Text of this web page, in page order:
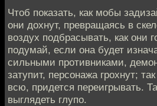
Чтоб показать, как мобы
они дохнут, превращаясь в
воздух подбрасывать, как они
подумай, если она будет
сильными противниками,
затупит, персонажа грохнут;
всю, придется переигрывать.
выглядеть глупо.